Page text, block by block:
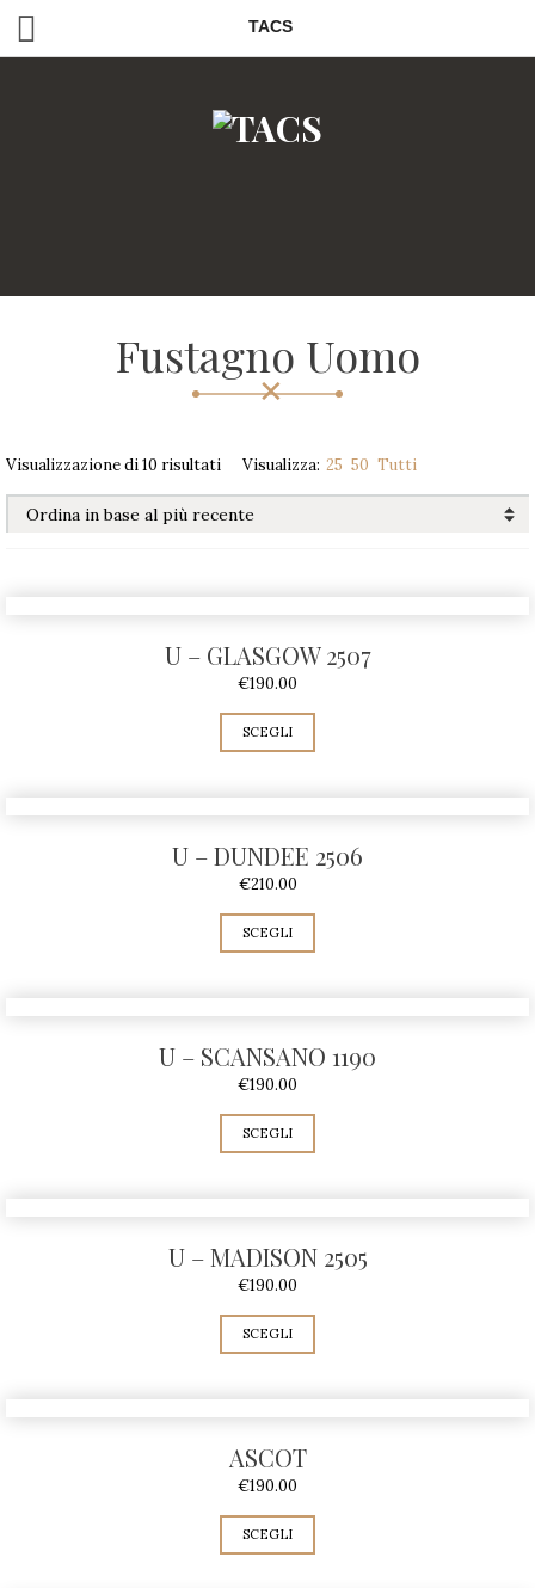
TACS
Fustagno Uomo
Visualizzazione di 10 risultati Visualizza: 25 50 Tutti
U – GLASGOW 2507
€190.00
SCEGLI
U – DUNDEE 2506
€210.00
SCEGLI
U – SCANSANO 1190
€190.00
SCEGLI
U – MADISON 2505
€190.00
SCEGLI
ASCOT
€190.00
SCEGLI